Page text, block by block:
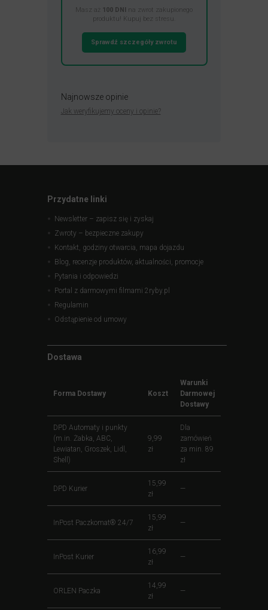
Masz aż 100 DNI na zwrot zakupionego
produktu! Kupuj bez stresu.
Sprawdź szczegóły zwrotu
Najnowsze opinie
Jak weryfikujemy oceny i opinie?
Przydatne linki
Newsletter – zapisz się i zyskaj
Zwroty – bezpieczne zakupy
Kontakt, godziny otwarcia, mapa dojazdu
Blog, recenzje produktów, aktualności, promocje
Pytania i odpowiedzi
Portal z darmowymi filmami 2ryby.pl
Regulamin
Odstąpienie od umowy
Dostawa
Forma Dostawy Koszt
Warunki
Darmowej
Dostawy
DPD Automaty i punkty
(m.in. Żabka, ABC,
Lewiatan, Groszek, Lidl,
Shell)
9,99
zł
Dla
zamówień
za min. 89
zł
DPD Kurier
15,99
zł
—
InPost Paczkomat® 24/7
15,99
zł
—
InPost Kurier
16,99
zł
—
ORLEN Paczka
14,99
zł
—